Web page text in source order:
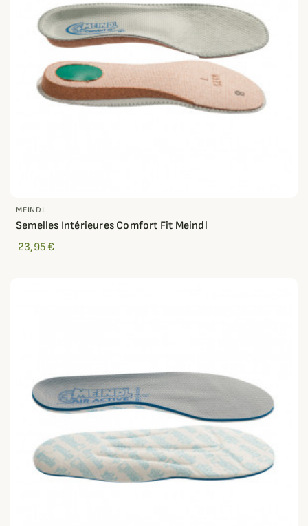
MEINDL
Semelles Intérieures Comfort Fit Meindl
23,95 €